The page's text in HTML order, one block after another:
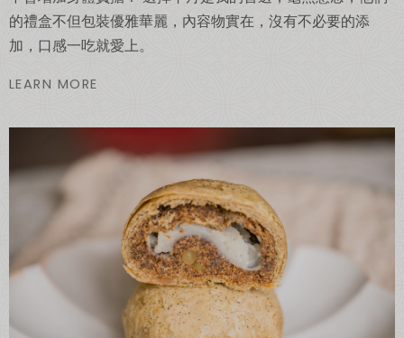
的禮盒不但包裝優雅華麗，內容物實在，沒有不必要的添
加，口感一吃就愛上。
LEARN MORE